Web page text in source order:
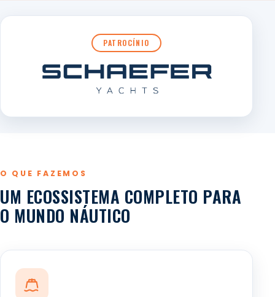
PATROCÍNIO
O QUE FAZEMOS
UM ECOSSISTEMA COMPLETO PARA
O MUNDO NÁUTICO